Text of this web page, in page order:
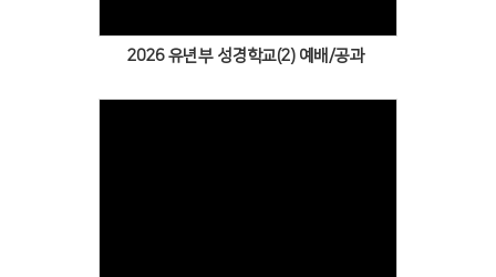
2026 유년부 성경학교(2) 예배/공과